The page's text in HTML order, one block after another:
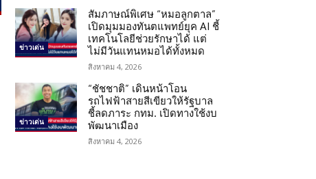
ข่าวเด่น
สัมภาษณ์พิเศษ “หมอลูกตาล”
เปิดมุมมองทันตแพทย์ยุค AI ชี้
เทคโนโลยีช่วยรักษาได้ แต่
ไม่มีวันแทนหมอได้ทั้งหมด
สิงหาคม 4, 2026
ข่าวเด่น
“ชัชชาติ” เดินหน้าโอน
รถไฟฟ้าสายสีเขียวให้รัฐบาล
ชี้ลดภาระ กทม. เปิดทางใช้งบ
พัฒนาเมือง
สิงหาคม 4, 2026